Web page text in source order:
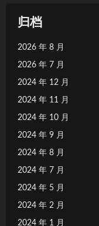
归档
2026 年 8 月
2026 年 7 月
2024 年 12 月
2024 年 11 月
2024 年 10 月
2024 年 9 月
2024 年 8 月
2024 年 7 月
2024 年 5 月
2024 年 2 月
2024 年 1 月